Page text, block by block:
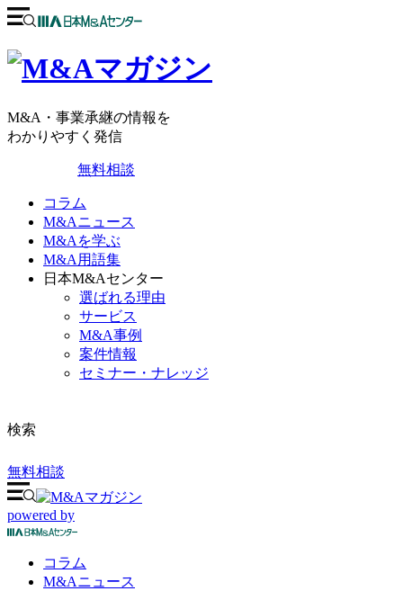
M&A・事業承継の情報を
わかりやすく発信
無料相談
コラム
M&Aニュース
M&Aを学ぶ
M&A用語集
日本M&Aセンター
選ばれる理由
サービス
M&A事例
案件情報
セミナー・ナレッジ
検索
無料相談
powered by
コラム
M&Aニュース